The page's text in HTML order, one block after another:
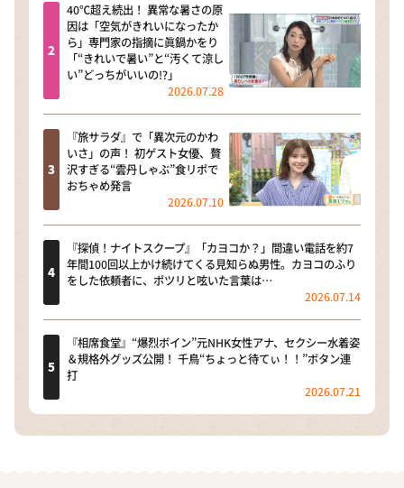
40℃超え続出！ 異常な暑さの原
因は「空気がきれいになったか
ら」専門家の指摘に眞鍋かをり
「“きれいで暑い”と“汚くて涼し
い”どっちがいいの!?」
2026.07.28
『旅サラダ』で「異次元のかわ
いさ」の声！ 初ゲスト女優、贅
沢すぎる“雲丹しゃぶ”食リポで
おちゃめ発言
2026.07.10
『探偵！ナイトスクープ』「カヨコか？」間違い電話を約7
年間100回以上かけ続けてくる見知らぬ男性。カヨコのふり
をした依頼者に、ポツリと呟いた言葉は…
2026.07.14
『相席食堂』“爆烈ボイン”元NHK女性アナ、セクシー水着姿
＆規格外グッズ公開！ 千鳥“ちょっと待てぃ！！”ボタン連
打
2026.07.21